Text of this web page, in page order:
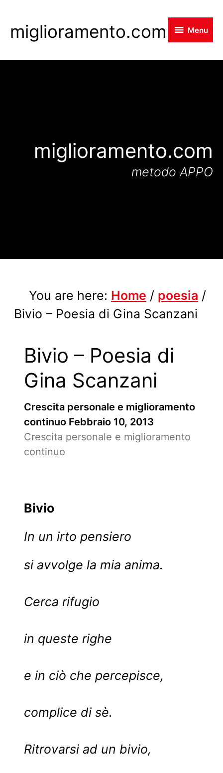
to
content
miglioramento.com Menu
miglioramento.com
metodo APPO
You are here: Home / poesia /
Bivio – Poesia di Gina Scanzani
Bivio – Poesia di
Gina Scanzani
Crescita personale e miglioramento
continuo Febbraio 10, 2013
Crescita personale e miglioramento
continuo
Bivio
In un irto pensiero
si avvolge la mia anima.
Cerca rifugio
in queste righe
e in ciò che percepisce,
complice di sè.
Ritrovarsi ad un bivio,